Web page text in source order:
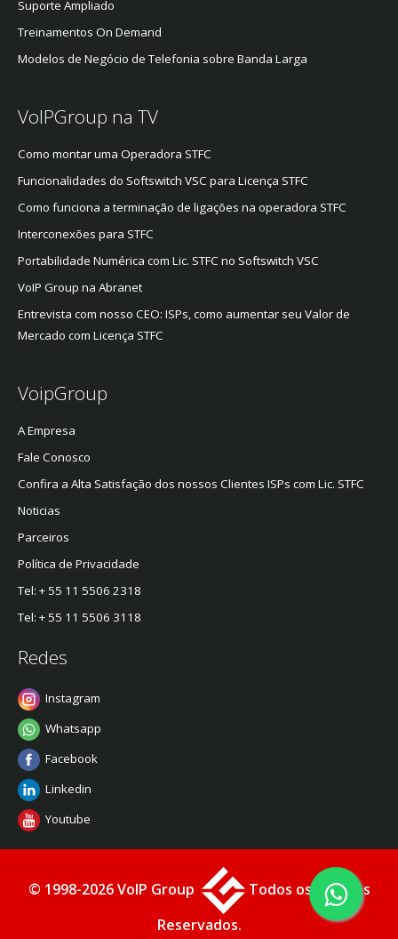
Suporte Ampliado
Treinamentos On Demand
Modelos de Negócio de Telefonia sobre Banda Larga
VoIPGroup na TV
Como montar uma Operadora STFC
Funcionalidades do Softswitch VSC para Licença STFC
Como funciona a terminação de ligações na operadora STFC
Interconexões para STFC
Portabilidade Numérica com Lic. STFC no Softswitch VSC
VoIP Group na Abranet
Entrevista com nosso CEO: ISPs, como aumentar seu Valor de
Mercado com Licença STFC
VoipGroup
A Empresa
Fale Conosco
Confira a Alta Satisfação dos nossos Clientes ISPs com Lic. STFC
Noticias
Parceiros
Política de Privacidade
Tel: + 55 11 5506 2318
Tel: + 55 11 5506 3118
Redes
Instagram
Whatsapp
Facebook
Linkedin
Youtube
© 1998-2026 VoIP Group
Todos os Direitos
Reservados.